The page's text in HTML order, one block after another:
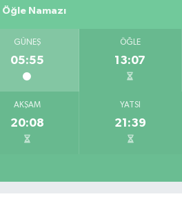
Öğle Namazı
GÜNEŞ
05:55
ÖĞLE
13:07
AKŞAM
20:08
YATSI
21:39